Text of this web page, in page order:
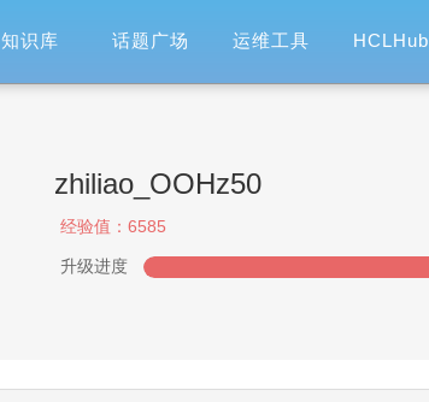
知识库 话题广场 运维工具 HCLHub
zhiliao_OOHz50
经验值： 6585
升级进度